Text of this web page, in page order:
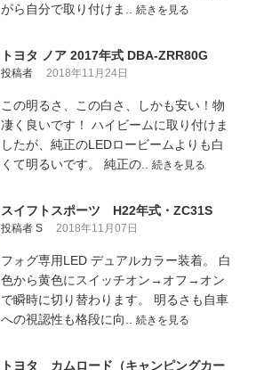
がら自分で取り付けま.. 続きを見る
トヨタ ノア 2017年式 DBA-ZRR80G
投稿者 2018年11月24日
この明るさ、この白さ、しかも安い！物
凄く良いです！ ハイビームに取り付けま
したが、純正のLEDロービームよりも白
くて明るいです。 純正の.. 続きを見る
スイフトスポーツ H22年式・ZC31S
投稿者 S 2018年11月07日
フォグ専用LED デュアルカラー装着。 白
色から黄色にスイッチオン→オフ→オン
で瞬時に切り替わります。 明るさも自車
への視認性も格段に向.. 続きを見る
トヨタ カムロード（キャンピングカー